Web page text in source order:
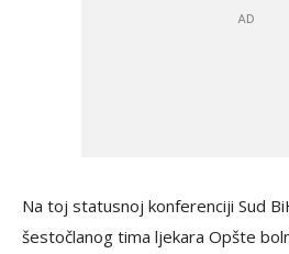
Na toj statusnoj konferenciji Sud
šestočlanog tima ljekara Opšte